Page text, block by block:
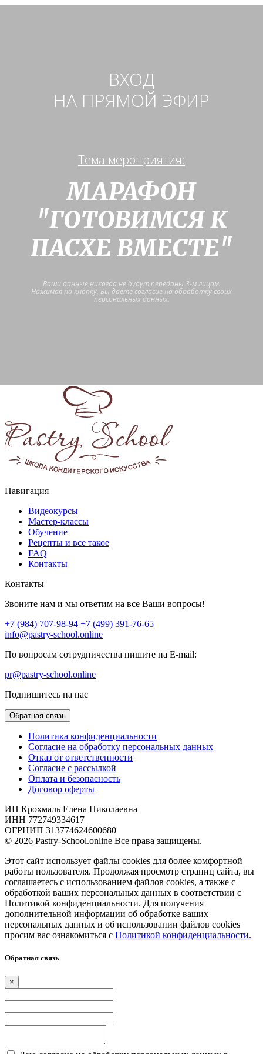
ВХОД
НА ПРЯМОЙ ЭФИР
Тема мероприятия:
МАРАФОН
"ГОТОВИМСЯ К
ПАСХЕ ВМЕСТЕ"
Ваши данные никогда не будут переданы 3-м лицам.
Нажимая на кнопку, Вы даете согласие на обработку своих
персональных данных.
Навигация
Видеокурсы
Мастер-классы
Обучение
Рецепты и все такое
FAQ
Контакты
Контакты
Звоните нам и мы ответим на все Ваши вопросы!
+7 (984) 707-98-94 +7 (499) 391-76-65
info@pastry-school.online
По вопросам сотрудничества пишите на E-mail:
pr@pastry-school.online
Подпишитесь на нас
Обратная связь
Политика конфиденциальности
Согласие на обработку персональных данных
Отказ от ответственности
Согласие с рассылкой
Оплата и безопасность
Договор оферты
ИП Крохмаль Елена Николаевна
ИНН 772749334617
ОГРНИП 313774624600680
© 2026 Pastry-School.online Все права защищены.
Этот сайт использует файлы cookies для более комфортной
работы пользователя. Продолжая просмотр страниц сайта, вы
соглашаетесь с использованием файлов cookies, а также с
обработкой ваших персональных данных в соответствии с
Политикой конфиденциальности. Для получения
дополнительной информации об обработке ваших
персональных данных и об использовании файлов cookies
просим вас ознакомиться с Политикой конфиденциальности.
Обратная связь
×